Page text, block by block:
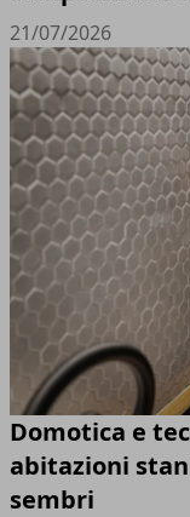
21/07/2026
Domotica e
abitazioni
sembri